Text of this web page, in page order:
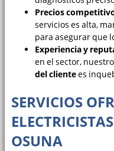
Precios
servicios es alta,
para asegurar que
Experiencia y
en el sector, nuestro
del clientees
SERVICIOS
OSUNA